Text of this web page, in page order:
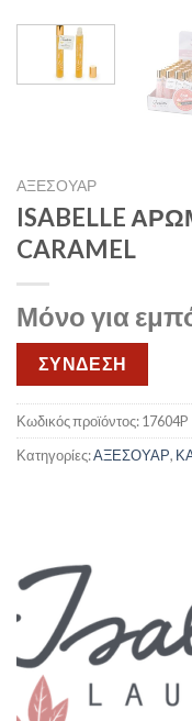
ΑΞΕΣΟΥΑΡ
ISABELLE
CARAMEL
Μόνο για
ΣΥΝΔΕΣΗ
Κωδικός προϊόντος:17604P
Κατηγορίες:ΑΞΕΣΟΥΑΡ,